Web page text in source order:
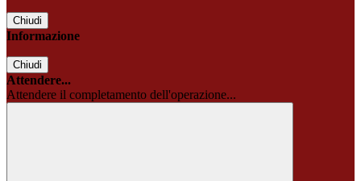
Chiudi
Informazione
Chiudi
Attendere...
Attendere il completamento dell'operazione...